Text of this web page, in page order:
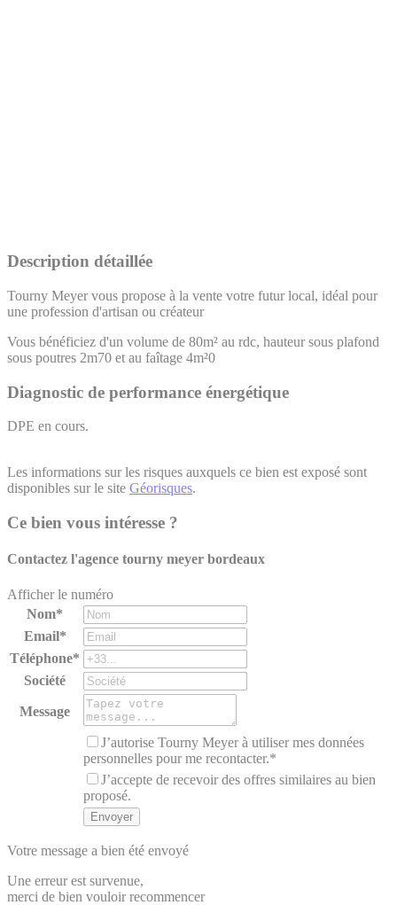
Description détaillée
Tourny Meyer vous propose à la vente votre futur local, idéal pour
une profession d'artisan ou créateur
Vous bénéficiez d'un volume de 80m² au rdc, hauteur sous plafond
sous poutres 2m70 et au faîtage 4m²0
Diagnostic de performance énergétique
DPE en cours.
Les informations sur les risques auxquels ce bien est exposé sont
disponibles sur le site Géorisques.
Ce bien vous intéresse ?
Contactez l'agence tourny meyer bordeaux
Afficher le numéro
Nom*
Email*
Téléphone*
Société
Message
J’autorise Tourny Meyer à utiliser mes données
personnelles pour me recontacter.*
J’accepte de recevoir des offres similaires au bien
proposé.
Votre message a bien été envoyé
Une erreur est survenue,
merci de bien vouloir recommencer